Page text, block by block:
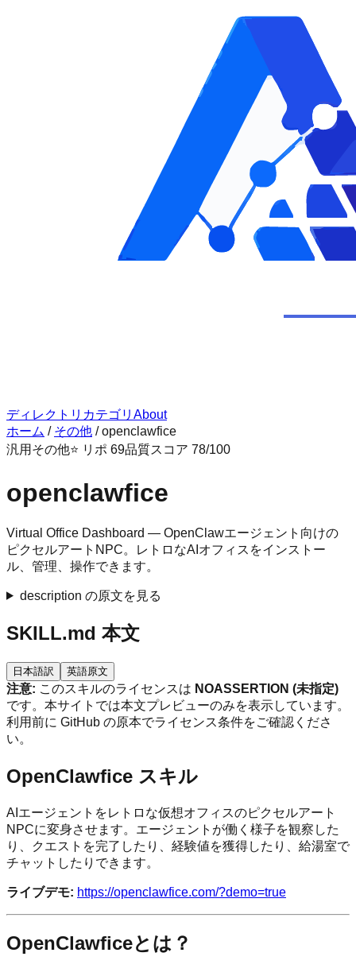
ディレクトリ カテゴリ About
ホーム / その他 /openclawfice
汎用 その他⭐ リポ 69品質スコア 78/100
openclawfice
Virtual Office Dashboard — OpenClawエージェント向けの
ピクセルアートNPC。レトロなAIオフィスをインストー
ル、管理、操作できます。
description の原文を見る
SKILL.md 本文
日本語訳 英語原文
注意: このスキルのライセンスは NOASSERTION (未指定)
です。本サイトでは本文プレビューのみを表示しています。
利用前に GitHub の原本でライセンス条件をご確認くださ
い。
OpenClawfice スキル
AIエージェントをレトロな仮想オフィスのピクセルアート
NPCに変身させます。エージェントが働く様子を観察した
り、クエストを完了したり、経験値を獲得したり、給湯室で
チャットしたりできます。
ライブデモ: https://openclawfice.com/?demo=true
OpenClawficeとは？